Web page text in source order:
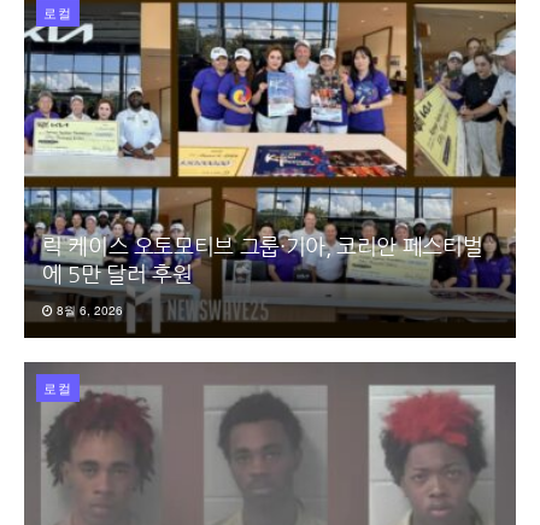
로컬
릭 케이스 오토모티브 그룹·기아, 코리안 페스티벌
에 5만 달러 후원
8월 6, 2026
로컬